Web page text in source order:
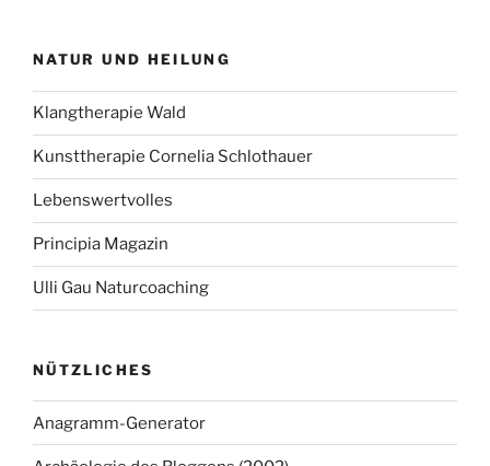
NATUR UND HEILUNG
Klangtherapie Wald
Kunsttherapie Cornelia Schlothauer
Lebenswertvolles
Principia Magazin
Ulli Gau Naturcoaching
NÜTZLICHES
Anagramm-Generator